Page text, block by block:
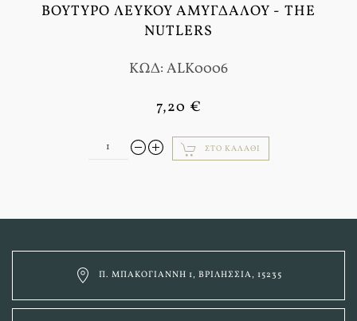
ΒΟΎΤΥΡΟ ΛΕΥΚΟΎ ΑΜΥΓΔΆΛΟΥ - THE
NUTLERS
ΚΩΔ: ALK0006
7,20 €
ΣΤΟ ΚΑΛΆΘΙ
Π. ΜΠΑΚΟΓΙΆΝΝΗ 1, ΒΡΙΛΉΣΣΙΑ, 15235